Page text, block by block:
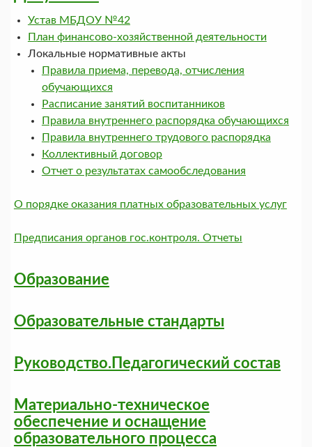
Устав МБДОУ №42
План финансово-хозяйственной деятельности
Локальные нормативные акты
Правила приема, перевода, отчисления
обучающихся
Расписание занятий воспитанников
Правила внутреннего распорядка обучающихся
Правила внутреннего трудового распорядка
Коллективный договор
Отчет о результатах самообследования
О порядке оказания платных образовательных услуг
Предписания органов гос.контроля. Отчеты
Образование
Образовательные стандарты
Руководство.Педагогический состав
Материально-техническое
обеспечение и оснащение
образовательного процесса